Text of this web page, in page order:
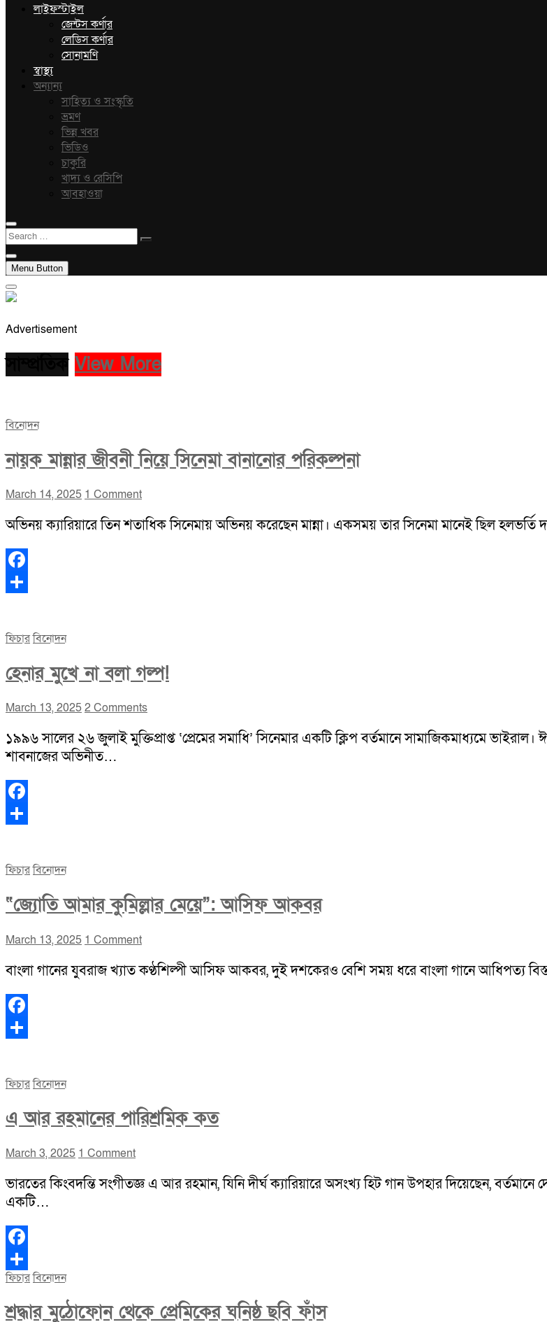
লাইফস্টাইল
জেন্টস কর্ণার
লেডিস কর্ণার
সোনামণি
স্বাস্থ্য
অন্যান্য
সাহিত্য ও সংস্কৃতি
ভ্রমণ
ভিন্ন খবর
ভিডিও
চাকুরি
খাদ্য ও রেসিপি
আবহাওয়া
Search
…
Menu Button
Advertisement
View More
বিনোদন
নায়ক মান্নার জীবনী নিয়ে সিনেমা বানানোর পরিকল্পনা
March 14, 2025 1 Comment
অভিনয় ক্যারিয়ারে তিন শতাধিক সিনেমায় অভিনয় করেছেন মান্না। একসময় তার সিনেমা মানেই ছিল
Facebook
ফিচারবিনোদন
হেনার মুখে না বলা গল্প!
March 13, 20252 Comments
১৯৯৬ সালের ২৬ জুলাই মুক্তিপ্রাপ্ত ‘প্রেমের সমাধি’ সিনেমার একটি ক্লিপ বর্তমানে সামাজিকমাধ্যমে ভাইরাল।
শাবনাজের অভিনীত…
Facebook
ফিচারবিনোদন
“জ্যোতি আমার কুমিল্লার মেয়ে”: আসিফ আকবর
March 13, 2025 1 Comment
বাংলা গানের যুবরাজ খ্যাত কণ্ঠশিল্পী আসিফ আকবর, দুই দশকেরও বেশি সময় ধরে বাংলা গানে আধিপত্য
Facebook
ফিচারবিনোদন
এ আর রহমানের পারিশ্রমিক কত
March 3, 2025 1 Comment
ভারতের কিংবদন্তি সংগীতজ্ঞ এ আর রহমান, যিনি দীর্ঘ ক্যারিয়ারে অসংখ্য হিট গান উপহার দিয়েছেন,
একটি…
Facebook
Share
ফিচারবিনোদন
শ্রদ্ধার মুঠোফোন থেকে প্রেমিকের ঘনিষ্ঠ ছবি ফাঁস